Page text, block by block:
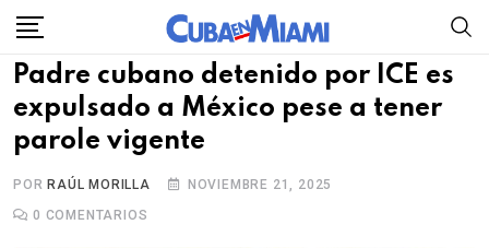
Skip
content
Padre cubano detenido por ICE es
expulsado a México pese a tener
parole vigente
POR RAÚL MORILLA
NOVIEMBRE 21, 2025
0 COMENTARIOS